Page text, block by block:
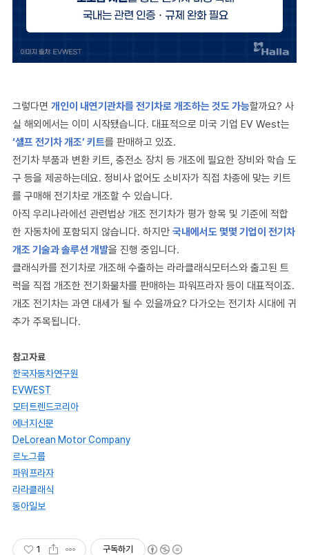
그렇다면 개인이 내연기관차를 전기차로 개조하는 것도 가능할까요? 사
실 해외에서는 이미 시작됐습니다. 대표적으로 미국 기업 EV West는
‘셀프 전기차 개조’ 키트를 판매하고 있죠.
전기차 부품과 변환 키트, 충전소 장치 등 개조에 필요한 장비와 학습 도
구 등을 제공하는데요. 정비사 없어도 소비자가 직접 차종에 맞는 키트
를 구매해 전기차로 개조할 수 있습니다.
아직 우리나라에선 관련법상 개조 전기차가 평가 항목 및 기준에 적합
한 자동차에 포함되지 않습니다. 하지만 국내에서도 몇몇 기업이 전기차
개조 기술과 솔루션 개발을 진행 중입니다.
클래식카를 전기차로 개조해 수출하는 라라클래식모터스와 출고된 트
럭을 직접 개조한 전기화물차를 판매하는 파워프라자 등이 대표적이죠.
개조 전기차는 과연 대세가 될 수 있을까요? 다가오는 전기차 시대에 귀
추가 주목됩니다.
참고자료
한국자동차연구원
EVWEST
모터트렌드코리아
에너지신문
DeLorean Motor Company
르노그룹
파워프라자
라라클래식
동아일보
1 구독하기